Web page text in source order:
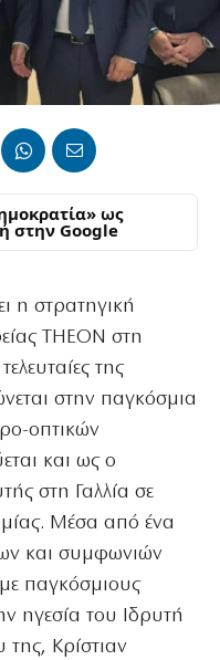
ως
στην Google
η στρατηγική
THEON στη
της
στην παγκόσμια
οπτικών
και ως ο
στη Γαλλία σε
Μέσα από ένα
και συμφωνιών
παγκόσμιους
ηγεσία του Ιδρυτή
Κρίστιαν